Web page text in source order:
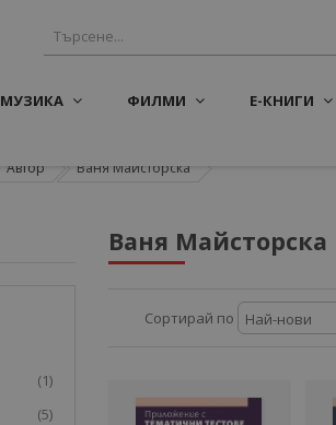
МУЗИКА ФИЛМИ Е-КНИГИ
Автор Ваня Майсторска
Ваня Майсторска
Сортирай по
1артикул
5артикули